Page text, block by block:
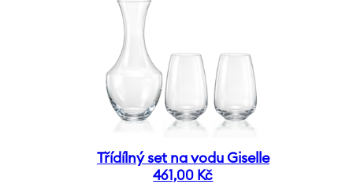
Třídílný set na vodu Giselle
461,00 Kč